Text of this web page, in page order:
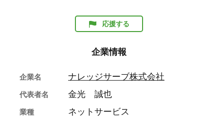
応援する
企業情報
企業名 ナレッジサーブ株式会社
代表者名 金光 誠也
業種 ネットサービス